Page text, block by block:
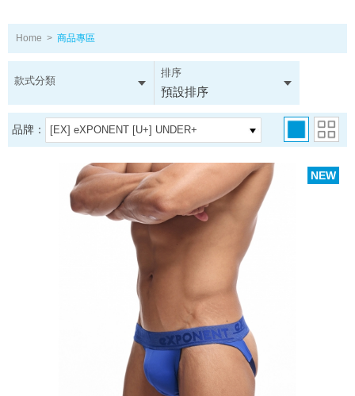
Home > 商品專區
款式分類
排序
預設排序
品牌： [EX] eXPONENT [U+] UNDER+
NEW